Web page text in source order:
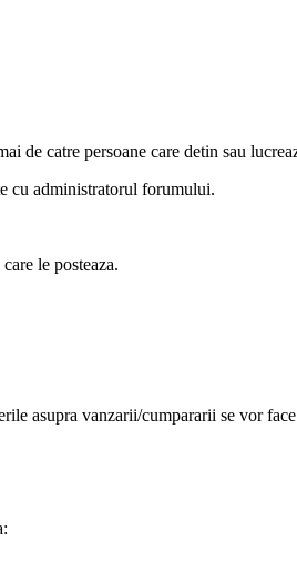
de catre persoane care detin sau
cu administratorul forumului.
le posteaza.
asupra vanzarii/cumpararii se vor